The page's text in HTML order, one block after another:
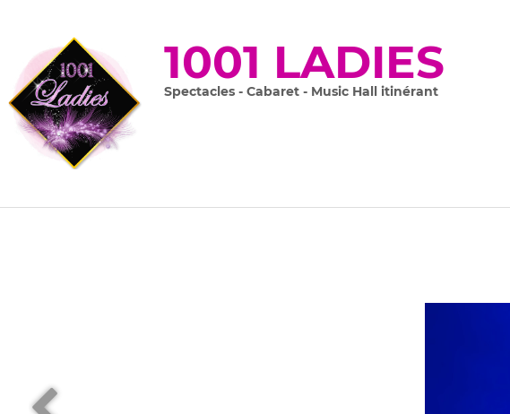
1001 LADIES
Spectacles - Cabaret - Music Hall itinérant